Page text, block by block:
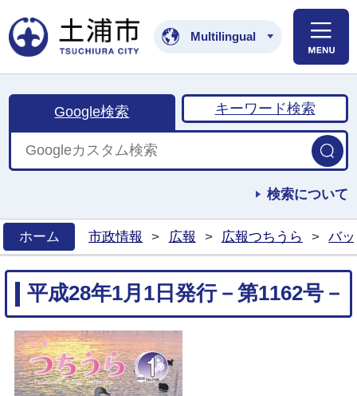
土浦市公式ホームペ
Multilingual
Google検索 キーワード検索
検索について
ホーム
市政情報 > 広報 > 広報つちうら > バ
平成28年1月1日発行－第1162号－